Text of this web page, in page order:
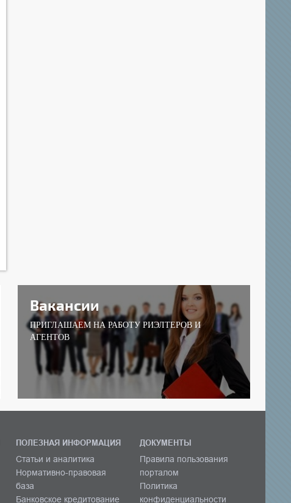
Вакансии
ПРИГЛАШАЕМ НА РАБОТУ РИЭЛТЕРОВ И
АГЕНТОВ
ПОЛЕЗНАЯ ИНФОРМАЦИЯ
Статьи и аналитика
Нормативно-правовая
база
Банковское кредитование
ДОКУМЕНТЫ
Правила пользования
порталом
Политика
конфиденциальности